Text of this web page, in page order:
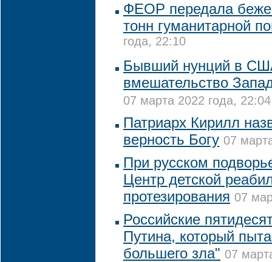
ФЕОР передала
тонн гуманитарной
года, 22:10
Бывший нунций в
вмешательство
07 марта 2022 года, 22:04
Патриарх Кирилл
верность Богу 07
При русском
Центр детской
протезирования 07
Российские
Путина, который
большего зла" 07